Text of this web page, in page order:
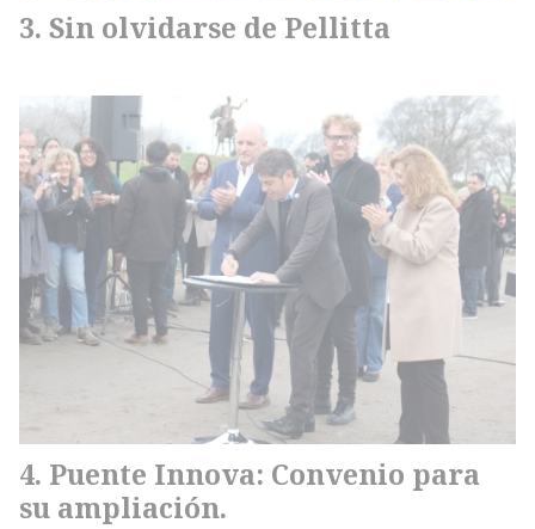
Sin olvidarse de Pellitta
Puente Innova: Convenio para
su ampliación.